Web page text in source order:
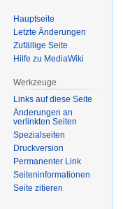
Hauptseite
Letzte Änderungen
Zufällige Seite
Hilfe zu MediaWiki
Werkzeuge
Links auf diese Seite
Änderungen an
verlinkten Seiten
Spezialseiten
Druckversion
Permanenter Link
Seiten­informationen
Seite zitieren